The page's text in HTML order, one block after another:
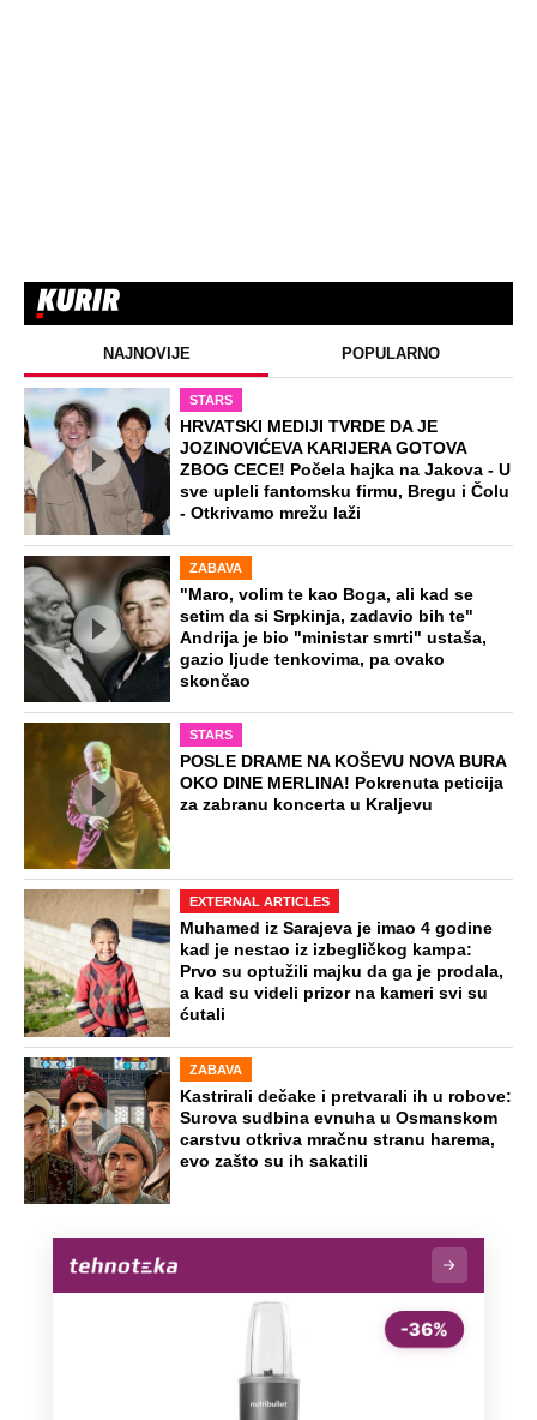
NAJNOVIJE POPULARNO
STARS
HRVATSKI MEDIJI TVRDE DA JE
JOZINOVIĆEVA KARIJERA GOTOVA
ZBOG CECE! Počela hajka na Jakova - U
sve upleli fantomsku firmu, Bregu i Čolu
- Otkrivamo mrežu laži
ZABAVA
"Maro, volim te kao Boga, ali kad se
setim da si Srpkinja, zadavio bih te"
Andrija je bio "ministar smrti" ustaša,
gazio ljude tenkovima, pa ovako
skončao
STARS
POSLE DRAME NA KOŠEVU NOVA BURA
OKO DINE MERLINA! Pokrenuta peticija
za zabranu koncerta u Kraljevu
EXTERNAL ARTICLES
Muhamed iz Sarajeva je imao 4 godine
kad je nestao iz izbegličkog kampa:
Prvo su optužili majku da ga je prodala,
a kad su videli prizor na kameri svi su
ćutali
ZABAVA
Kastrirali dečake i pretvarali ih u robove:
Surova sudbina evnuha u Osmanskom
carstvu otkriva mračnu stranu harema,
evo zašto su ih sakatili